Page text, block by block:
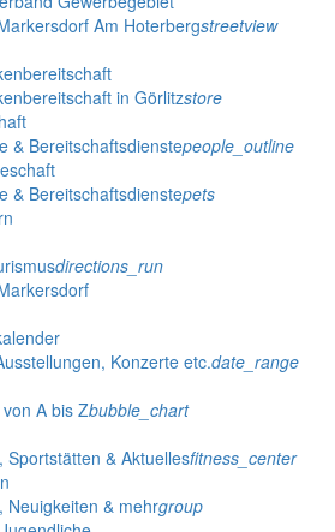
Am Hoterbergstreetview
in Görlitzstore
& Bereitschaftsdienstepeople_outline
& Bereitschaftsdienstepets
directions_run
Konzerte etc.date_range
A bis Zbubble_chart
Sportstätten & Aktuellesfitness_center
Neuigkeiten & mehrgroup